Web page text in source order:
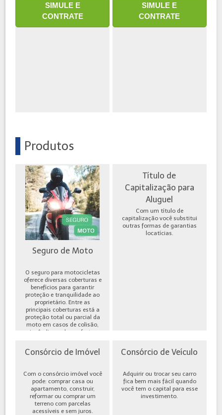
SIMULE E
CONTRATE
SIMULE E
CONTRATE
Produtos
Seguro de Moto
O seguro para motocicletas
oferece diversas coberturas e
benefícios para garantir
proteção e tranquilidade ao
proprietário. Entre as
principais coberturas está a
proteção total ou parcial da
moto em casos de colisão,
incêndio, roubo ou furto,
Título de
Capitalização para
Aluguel
Com um título de
capitalização você substitui
outras formas de garantias
locatícias.
Consórcio de Imóvel
Com o consórcio imóvel você
pode: comprar casa ou
apartamento, construir,
reformar ou comprar um
terreno com parcelas
acessíveis e sem juros.
Consórcio de Veículo
Adquirir ou trocar seu carro
fica bem mais fácil quando
você tem o capital para esse
investimento.